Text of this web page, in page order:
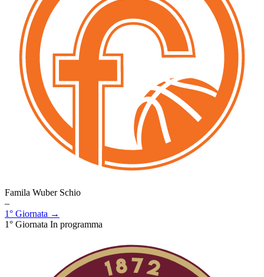
Famila Wuber Schio
–
1° Giornata →
1° Giornata In programma